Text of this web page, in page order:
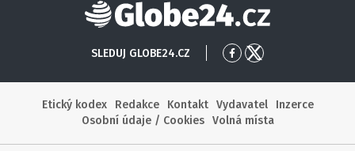
Globe24
SLEDUJ GLOBE24.CZ
PřejítPřejít
Etický kodex
Redakce Kontakt Vydavatel
Inzerce
Osobní údaje / Cookies
Volná místa